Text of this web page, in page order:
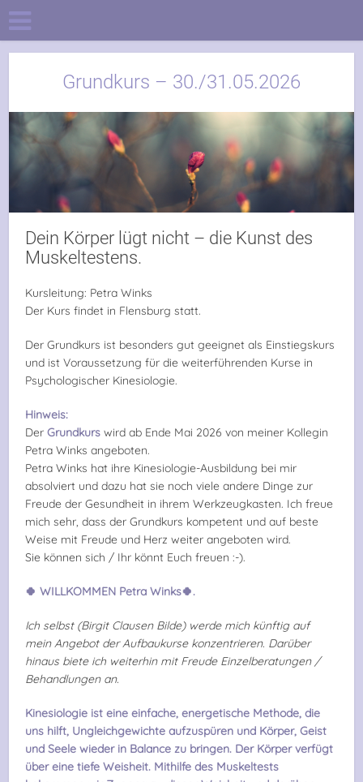
Grundkurs – 30./31.05.2026
Dein Körper lügt nicht – die Kunst des
Muskeltestens.
Kursleitung: Petra Winks
Der Kurs findet in Flensburg statt.
Der Grundkurs ist besonders gut geeignet als Einstiegskurs
und ist Voraussetzung für die weiterführenden Kurse in
Psychologischer Kinesiologie.
Hinweis:
DerGrundkurs wird ab Ende Mai 2026 von meiner Kollegin
Petra Winks angeboten.
Petra Winks hat ihre Kinesiologie-Ausbildung bei mir
absolviert und dazu hat sie noch viele andere Dinge zur
Freude der Gesundheit in ihrem Werkzeugkasten. Ich freue
mich sehr, dass der Grundkurs kompetent und auf beste
Weise mit Freude und Herz weiter angeboten wird.
Sie können sich / Ihr könnt Euch freuen :-).
🍀 WILLKOMMEN Petra Winks🍀.
Ich selbst (Birgit Clausen Bilde) werde mich künftig auf
mein Angebot der Aufbaukurse konzentrieren. Darüber
hinaus biete ich weiterhin mit Freude Einzelberatungen /
Behandlungen an.
Kinesiologie ist eine einfache, energetische Methode, die
uns hilft, Ungleichgewichte aufzuspüren und Körper, Geist
und Seele wieder in Balance zu bringen. Der Körper verfügt
über eine tiefe Weisheit. Mithilfe des Muskeltests